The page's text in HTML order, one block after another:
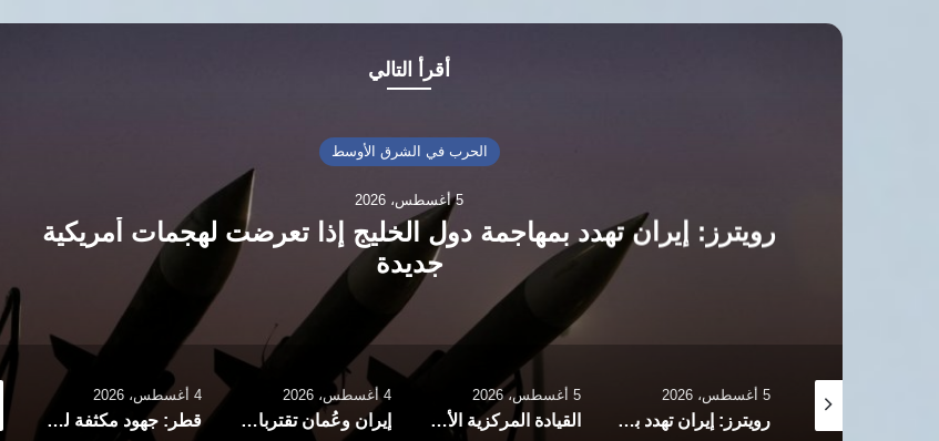
أقرأ التالي
الحرب في الشرق الأوسط
5 أغسطس، 2026
رويترز: إيران تهدد بمهاجمة دول الخليج إذا تعرضت لهجمات أمريكية
جديدة
5 أغسطس، 2026
رويترز: إيران تهدد بمهاجمة دول الخليج إذا تعرضت لهجمات أمريكية جديدة
5 أغسطس، 2026
القيادة المركزية الأمريكية: المسار الجنوبي بمضيق هرمز مفتوح أمام جميع السفن التجارية
4 أغسطس، 2026
إيران وعُمان تقتربان من اتفاق “رسوم عبور هرمز”
4 أغسطس، 2026
قطر: جهود مكثفة لخفض التصعيد وإعادة فتح مضيق هرمز